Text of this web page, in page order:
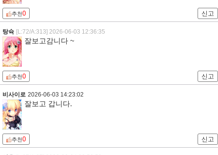
추천0 신고
탕슉 [L:72/A:313] 2026-06-03 12:36:35
잘보고감니다 ~
추천0 신고
비사이로 2026-06-03 14:23:02
잘보고 갑니다.
추천0 신고